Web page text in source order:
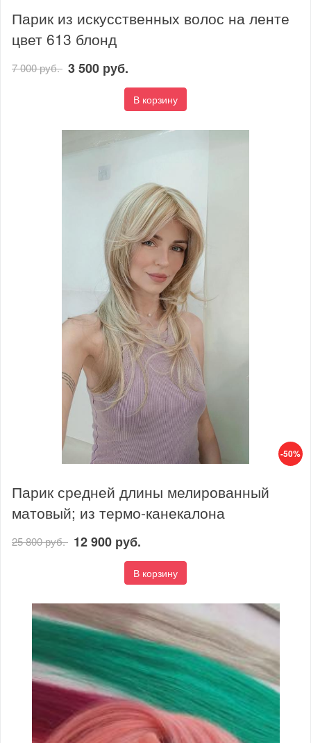
Парик из искусственных волос на ленте
цвет 613 блонд
7 000 руб. 3 500 руб.
В корзину
-50%
Парик средней длины мелированный
матовый; из термо-канекалона
25 800 руб. 12 900 руб.
В корзину